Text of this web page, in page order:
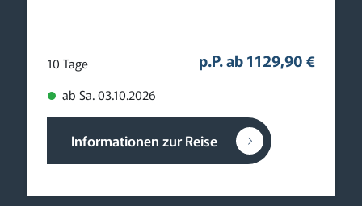
10 Tage
ab Sa. 03.10.2026
p.P. ab 1129,90 €
Informationen zur Reise